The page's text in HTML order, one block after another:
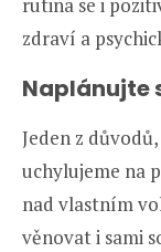
rutina se i
zdraví a
Naplánujte
Jeden z
uchylujeme na
nad vlastním
věnovat i sami